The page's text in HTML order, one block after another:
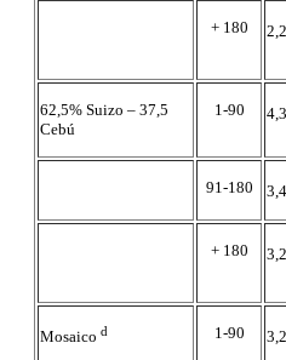
+ 180
62,5% Suizo – 37,5
Cebú
1-90
91-180
+ 180
Mosaico d 1-90